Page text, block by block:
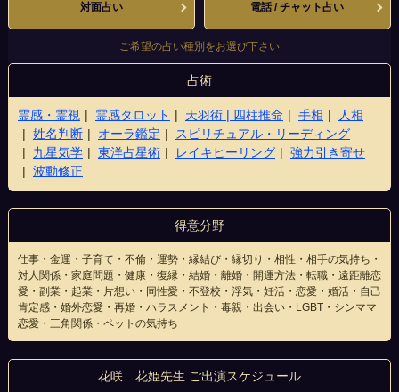
対面占い 電話 / チャット占い
ご希望の占い種別をお選び下さい
占術
霊感・霊視 霊感タロット 天羽術 | 四柱推命 手相
人相
姓名判断
オーラ鑑定
スピリチュアル・リーディング
九星気学
東洋占星術 レイキヒーリング
強力引き寄せ
波動修正
得意分野
仕事・金運・子育て・不倫・運勢・縁結び・縁切り・相性・相手の気持ち・
対人関係・家庭問題・健康・復縁・結婚・離婚・開運方法・転職・遠距離恋
愛・副業・起業・片想い・同性愛・不登校・浮気・妊活・恋愛・婚活・自己
肯定感・婚外恋愛・再婚・ハラスメント・毒親・出会い・LGBT・シンママ
恋愛・三角関係・ペットの気持ち
花咲 花姫先生 ご出演スケジュール